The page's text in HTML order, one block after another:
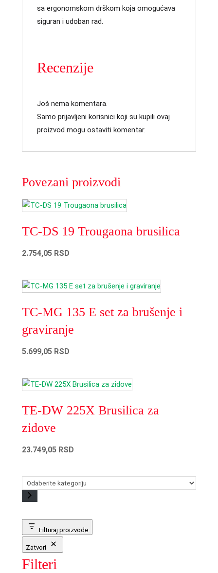
sa ergonomskom drškom koja omogućava
siguran i udoban rad.
Recenzije
Još nema komentara.
Samo prijavljeni korisnici koji su kupili ovaj
proizvod mogu ostaviti komentar.
Povezani proizvodi
TC-DS 19 Trougaona brusilica
2.754,05 RSD
TC-MG 135 E set za brušenje i
graviranje
5.699,05 RSD
TE-DW 225X Brusilica za
zidove
23.749,05 RSD
Odaberite
kategoriju
Filtriraj proizvode
Zatvori
Filteri